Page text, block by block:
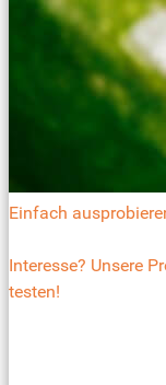
Einfach
Interesse? Unsere
testen!